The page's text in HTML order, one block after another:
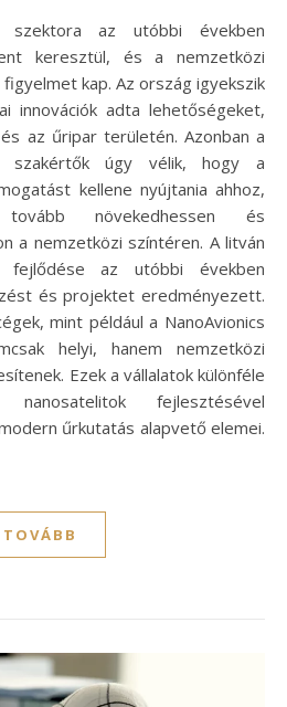
keresztül, és a nemzetközi
kap. Az ország igyekszik
innovációk adta lehetőségeket,
az űripar területén. Azonban a
szakértők úgy vélik, hogy a
kellene nyújtania ahhoz,
növekedhessen és
a nemzetközi színtéren. A litván
fejlődése az utóbbi években
és projektet eredményezett.
mint például a NanoAvionics
helyi, hanem nemzetközi
Ezek a vállalatok különféle
fejlesztésével
űrkutatás alapvető elemei.
TOVÁBB